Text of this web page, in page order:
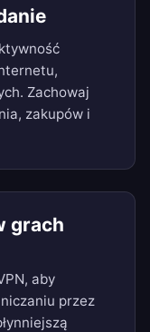
Zachowaj
zakupów i
grach
aby
przez